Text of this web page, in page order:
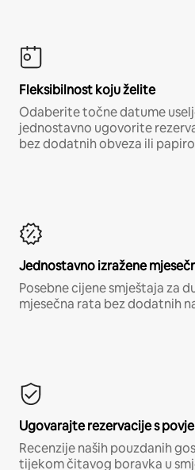
Fleksibilnost koju želite
Odaberite točne datume
jednostavno ugovorite
bez dodatnih obveza ili
Jednostavno izražene
Posebne cijene smještaja za
mjesečna rata bez dodatnih
Ugovarajte rezervacije s
Recenzije naših pouzdanih
tijekom čitavog boravka u